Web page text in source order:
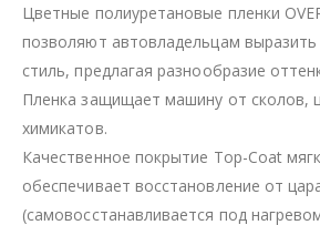
Цветные полиуретановые пленки
позволяют автовладельцам выразить
стиль, предлагая разнообразие
Пленка защищает машину от сколов,
химикатов.
Качественное покрытие Top-Coat
обеспечивает восстановление от
(самовосстанавливается под